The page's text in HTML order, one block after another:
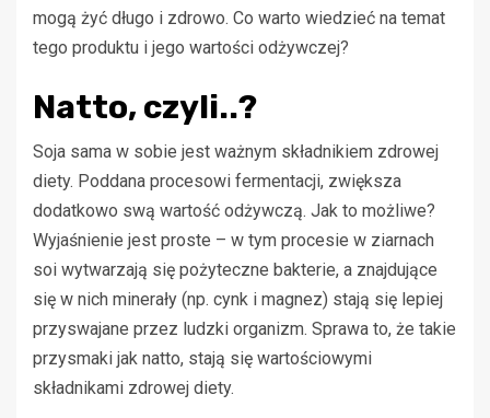
mogą żyć długo i zdrowo. Co warto wiedzieć na temat
tego produktu i jego wartości odżywczej?
Natto, czyli..?
Soja sama w sobie jest ważnym składnikiem zdrowej
diety. Poddana procesowi fermentacji, zwiększa
dodatkowo swą wartość odżywczą. Jak to możliwe?
Wyjaśnienie jest proste – w tym procesie w ziarnach
soi wytwarzają się pożyteczne bakterie, a znajdujące
się w nich minerały (np. cynk i magnez) stają się lepiej
przyswajane przez ludzki organizm. Sprawa to, że takie
przysmaki jak natto, stają się wartościowymi
składnikami zdrowej diety.